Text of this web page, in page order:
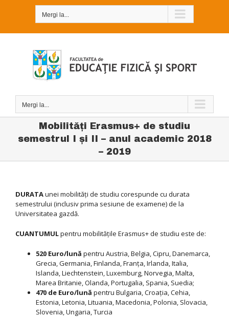
Mergi la...
Mergi la...
Mobilităţi Erasmus+ de studiu
semestrul I și II – anul academic 2018
– 2019
DURATAunei mobilităţi de studiu corespunde cu durata
semestrului (inclusiv prima sesiune de examene) de la
Universitatea gazdă.
CUANTUMULpentru mobilitățile Erasmus+ de studiu este de:
520 Euro/lună pentru Austria, Belgia, Cipru, Danemarca,
Grecia, Germania, Finlanda, Franța, Irlanda, Italia,
Islanda, Liechtenstein, Luxemburg, Norvegia, Malta,
Marea Britanie, Olanda, Portugalia, Spania, Suedia;
470 de Euro/lună pentru Bulgaria, Croația, Cehia,
Estonia, Letonia, Lituania, Macedonia, Polonia, Slovacia,
Slovenia, Ungaria, Turcia